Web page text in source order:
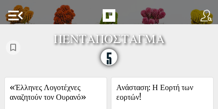
menu_open
ΠΕΝΤΑΠΟΣΤΑΓΜΑ
«Έλληνες Λογοτέχνες
αναζητούν τον Ουρανό»
Ανάσταση: Η Εορτή των
εορτών!